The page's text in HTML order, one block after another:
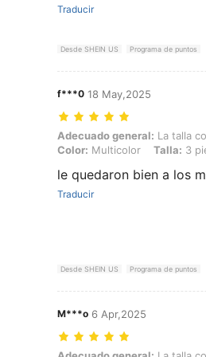
Traducir
Desde SHEIN US Programa de puntos
f***0 18 May,2025
Adecuado general: La talla
Adecuado general: La talla
Color: Multicolor Talla: 3
le quedaron bien a los
Traducir
Desde SHEIN US Programa de puntos
M***o 6 Apr,2025